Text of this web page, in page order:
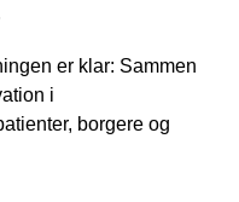
er klar: Sammen
i
borgere og